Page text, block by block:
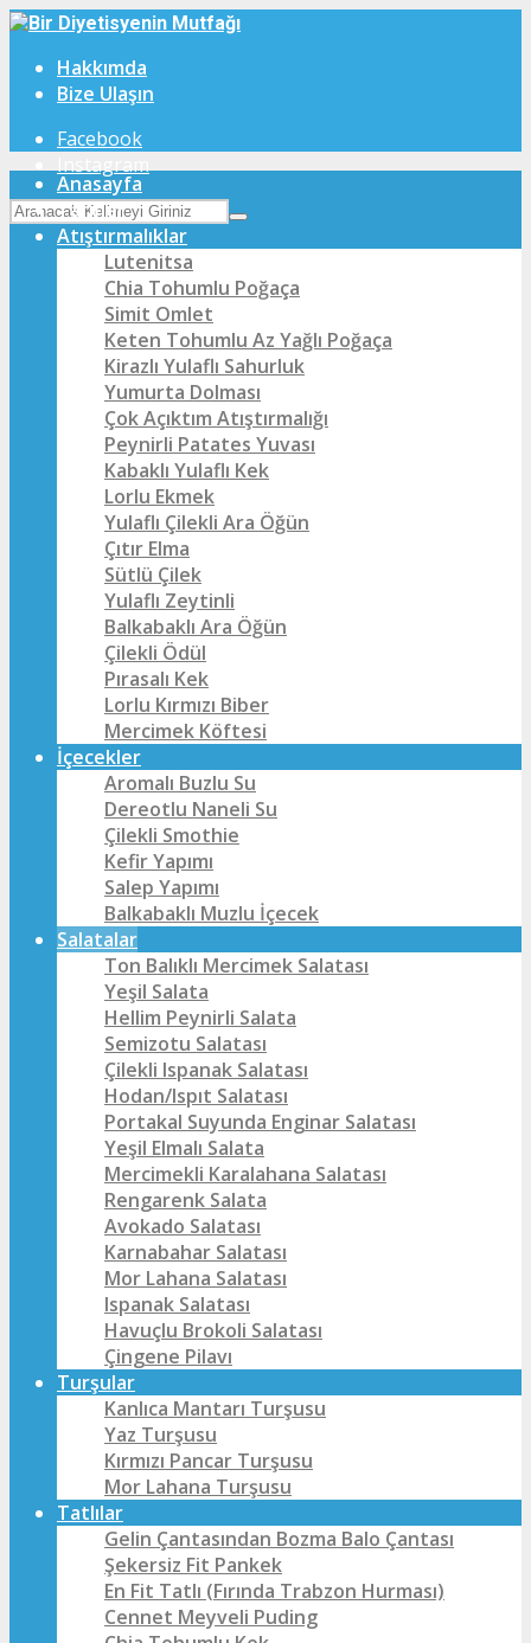
Hakkımda
Bize Ulaşın
Facebook
Instagram
Anasayfa
Tarifler
Atıştırmalıklar
Lutenitsa
Chia Tohumlu Poğaça
Simit Omlet
Keten Tohumlu Az Yağlı Poğaça
Kirazlı Yulaflı Sahurluk
Yumurta Dolması
Çok Açıktım Atıştırmalığı
Peynirli Patates Yuvası
Kabaklı Yulaflı Kek
Lorlu Ekmek
Yulaflı Çilekli Ara Öğün
Çıtır Elma
Sütlü Çilek
Yulaflı Zeytinli
Balkabaklı Ara Öğün
Çilekli Ödül
Pırasalı Kek
Lorlu Kırmızı Biber
Mercimek Köftesi
İçecekler
Aromalı Buzlu Su
Dereotlu Naneli Su
Çilekli Smothie
Kefir Yapımı
Salep Yapımı
Balkabaklı Muzlu İçecek
Salatalar
Ton Balıklı Mercimek Salatası
Yeşil Salata
Hellim Peynirli Salata
Semizotu Salatası
Çilekli Ispanak Salatası
Hodan/Ispıt Salatası
Portakal Suyunda Enginar Salatası
Yeşil Elmalı Salata
Mercimekli Karalahana Salatası
Rengarenk Salata
Avokado Salatası
Karnabahar Salatası
Mor Lahana Salatası
Ispanak Salatası
Havuçlu Brokoli Salatası
Çingene Pilavı
Turşular
Kanlıca Mantarı Turşusu
Yaz Turşusu
Kırmızı Pancar Turşusu
Mor Lahana Turşusu
Tatlılar
Gelin Çantasından Bozma Balo Çantası
Şekersiz Fit Pankek
En Fit Tatlı (Fırında Trabzon Hurması)
Cennet Meyveli Puding